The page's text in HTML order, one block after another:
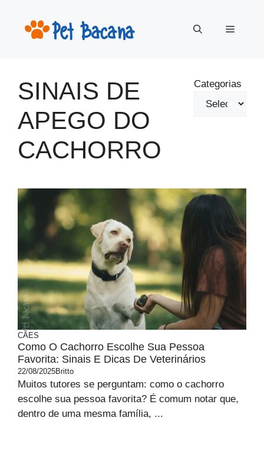
Menu
SINAIS DE
APEGO DO
CACHORRO
Categorias
CÃES
Como O Cachorro Escolhe Sua Pessoa
Favorita: Sinais E Dicas De Veterinários
22/08/2025Britto
Muitos tutores se perguntam: como o cachorro
escolhe sua pessoa favorita? É comum notar que,
dentro de uma mesma família, ...